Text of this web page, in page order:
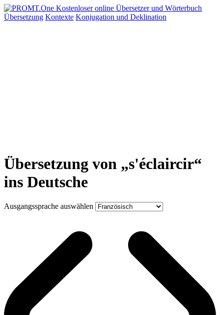
Übersetzung Kontexte Konjugation und Deklination
Übersetzung von „s'éclaircir“
ins Deutsche
Ausgangssprache auswählen